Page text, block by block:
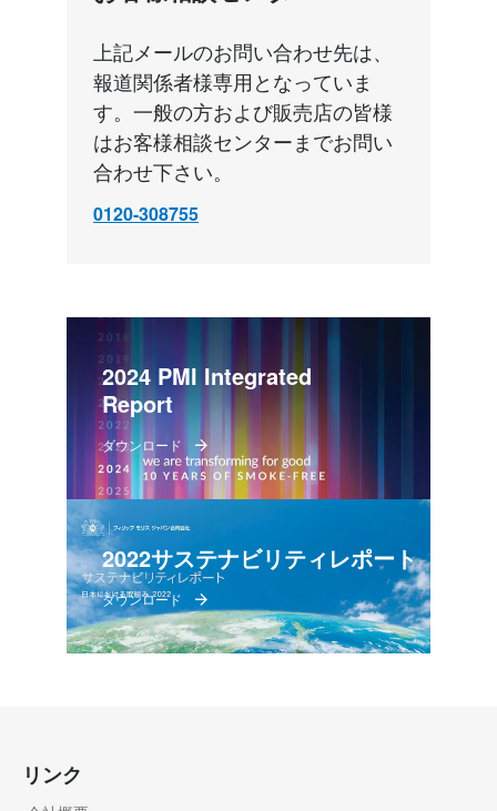
上記メールのお問い合わせ先は、
報道関係者様専用となっていま
す。一般の方および販売店の皆様
はお客様相談センターまでお問い
合わせ下さい。
0120-308755
2024 PMI Integrated
Report
ダウンロード
2022サステナビリティレポート
ダウンロード
リンク